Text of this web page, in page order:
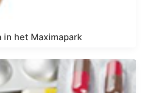
in het Maximapark